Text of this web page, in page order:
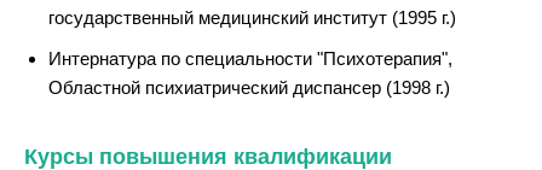
государственный медицинский институт (1995 г.)
Интернатура по специальности "Психотерапия",
Областной психиатрический диспансер (1998 г.)
Курсы повышения квалификации